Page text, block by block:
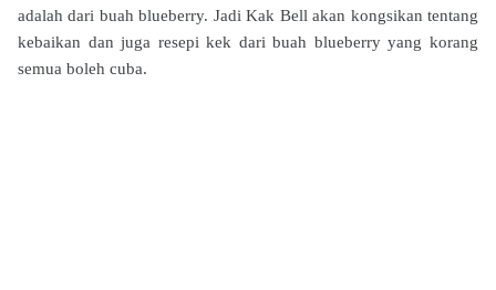
adalah dari buah blueberry. Jadi Kak Bell akan kongsikan tentang
kebaikan dan juga resepi kek dari buah blueberry yang korang
semua boleh cuba.